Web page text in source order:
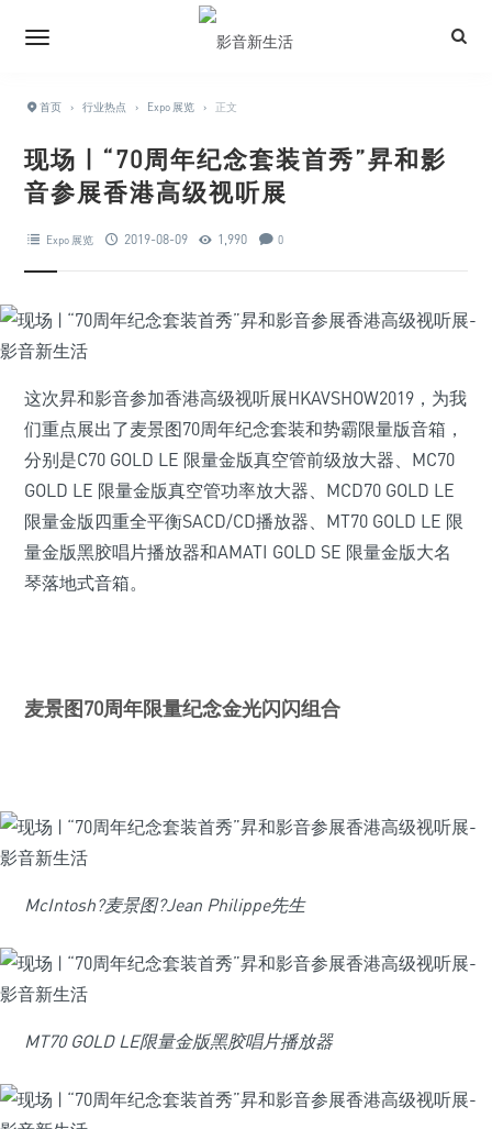
首页 › 行业热点 › Expo 展览 › 正文
现场 | “70周年纪念套装首秀”昇和影
音参展香港高级视听展
Expo 展览 2019-08-09 1,990 0
这次昇和影音参加香港高级视听展HKAVSHOW2019，为我
们重点展出了麦景图70周年纪念套装和势霸限量版音箱，
分别是C70 GOLD LE 限量金版真空管前级放大器、MC70
GOLD LE 限量金版真空管功率放大器、MCD70 GOLD LE
限量金版四重全平衡SACD/CD播放器、MT70 GOLD LE 限
量金版黑胶唱片播放器和AMATI GOLD SE 限量金版大名
琴落地式音箱。
麦景图70周年限量纪念金光闪闪组合
McIntosh?麦景图?Jean Philippe先生
MT70 GOLD LE限量金版黑胶唱片播放器